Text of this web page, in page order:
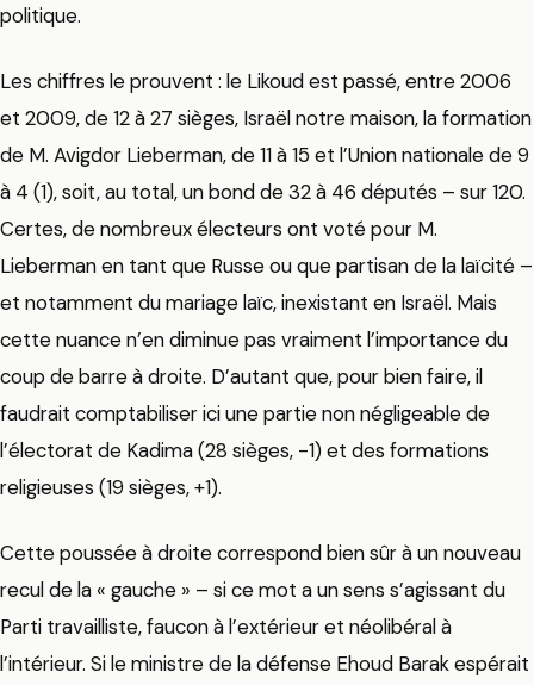
politique.
Les chiffres le prouvent : le Likoud est passé, entre 2006
et 2009, de 12 à 27 sièges, Israël notre maison, la formation
de M. Avigdor Lieberman, de 11 à 15 et l’Union nationale de 9
à 4 (1), soit, au total, un bond de 32 à 46 députés – sur 120.
Certes, de nombreux électeurs ont voté pour M.
Lieberman en tant que Russe ou que partisan de la laïcité –
et notamment du mariage laïc, inexistant en Israël. Mais
cette nuance n’en diminue pas vraiment l’importance du
coup de barre à droite. D’autant que, pour bien faire, il
faudrait comptabiliser ici une partie non négligeable de
l’électorat de Kadima (28 sièges, -1) et des formations
religieuses (19 sièges, +1).
Cette poussée à droite correspond bien sûr à un nouveau
recul de la « gauche » – si ce mot a un sens s’agissant du
Parti travailliste, faucon à l’extérieur et néolibéral à
l’intérieur. Si le ministre de la défense Ehoud Barak espérait